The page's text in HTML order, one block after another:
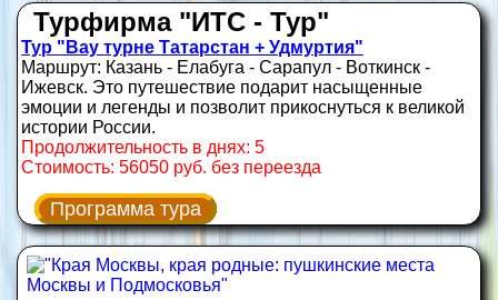
Турфирма "ИТС - Тур"
Тур "Вау турне Татарстан + Удмуртия"
Маршрут: Казань - Елабуга - Сарапул - Воткинск -
Ижевск. Это путешествие подарит насыщенные
эмоции и легенды и позволит прикоснуться к великой
истории России.
Продолжительность в днях: 5
Стоимость: 56050 руб. без переезда
Программа тура